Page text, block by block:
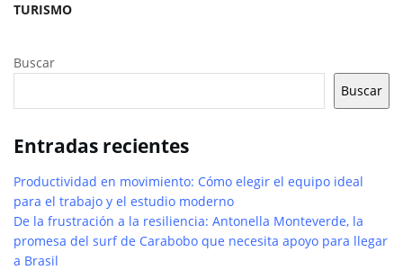
TURISMO
Buscar
Buscar
Entradas recientes
Productividad en movimiento: Cómo elegir el equipo ideal
para el trabajo y el estudio moderno
De la frustración a la resiliencia: Antonella Monteverde, la
promesa del surf de Carabobo que necesita apoyo para llegar
a Brasil